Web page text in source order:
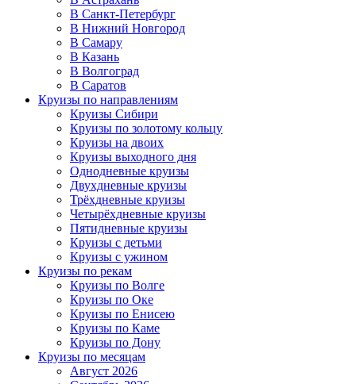
В Санкт-Петербург
В Нижний Новгород
В Самару
В Казань
В Волгоград
В Саратов
Круизы по направлениям
Круизы Сибири
Круизы по золотому кольцу
Круизы на двоих
Круизы выходного дня
Однодневные круизы
Двухдневные круизы
Трёхдневные круизы
Четырёхдневные круизы
Пятидневные круизы
Круизы с детьми
Круизы с ужином
Круизы по рекам
Круизы по Волге
Круизы по Оке
Круизы по Енисею
Круизы по Каме
Круизы по Дону
Круизы по месяцам
Август 2026